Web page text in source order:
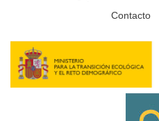
Contacto